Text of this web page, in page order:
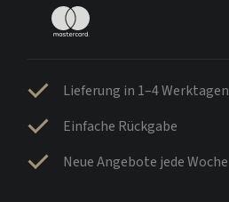
Lieferung in 1–4 Werktagen
Einfache Rückgabe
Neue Angebote jede Woche